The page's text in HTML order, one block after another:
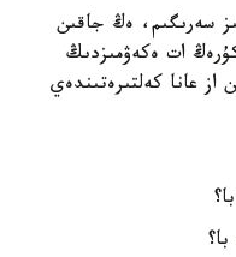
سەرىگىم، ەڭ جاقىن
ات ەكەۋمىزدىڭ
از عانا كەلتىرەتىندەي